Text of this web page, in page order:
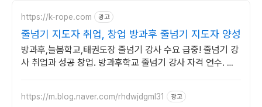
https://k-rope.com 광고
줄넘기 지도자 취업, 창업 방과후 줄넘기 지도자 양성
방과후,늘봄학교,태권도장 줄넘기 강사 수요 급중! 줄넘기 강
사 취업과 성공 창업. 방과후학교 줄넘기 강사 자격 연수. 지
https://m.blog.naver.com/rhdwjdgml31 광고